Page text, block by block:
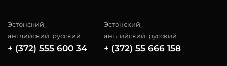
Эстонский,
английский, русский
+ (372) 555 600 34
Эстонский,
английский, русский
+ (372) 55 666 158